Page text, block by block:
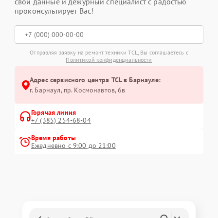
проконсультирует Вас!
Отправляя заявку на ремонт техники TCL, Вы соглашаетесь с
Политикой конфиденциальности
Адрес сервисного центра TCL в Барнауле:
г. Барнаул, ​пр. Космонавтов, 6в
Горячая линия
+7 (385) 254-68-04
Время работы
Ежедневно с 9:00 до 21:00